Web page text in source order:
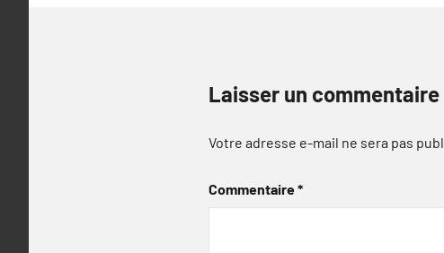
Laisser un commentaire
Votre adresse e-mail ne sera pas
Commentaire*